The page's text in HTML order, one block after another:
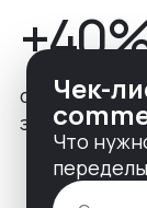
скорость
заказа
Чек-
Что